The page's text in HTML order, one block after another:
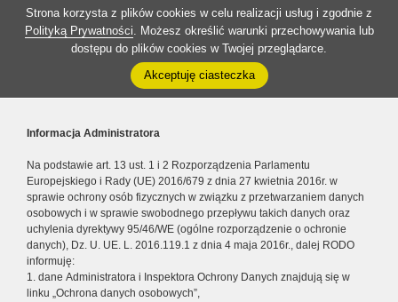
Strona korzysta z plików cookies w celu realizacji usług i zgodnie z
Polityką Prywatności. Możesz określić warunki przechowywania lub
dostępu do plików cookies w Twojej przeglądarce.
Akceptuję ciasteczka
Informacja Administratora
Na podstawie art. 13 ust. 1 i 2 Rozporządzenia Parlamentu
Europejskiego i Rady (UE) 2016/679 z dnia 27 kwietnia 2016r. w
sprawie ochrony osób fizycznych w związku z przetwarzaniem danych
osobowych i w sprawie swobodnego przepływu takich danych oraz
uchylenia dyrektywy 95/46/WE (ogólne rozporządzenie o ochronie
danych), Dz. U. UE. L. 2016.119.1 z dnia 4 maja 2016r., dalej RODO
informuję:
1. dane Administratora i Inspektora Ochrony Danych znajdują się w
linku „Ochrona danych osobowych”,